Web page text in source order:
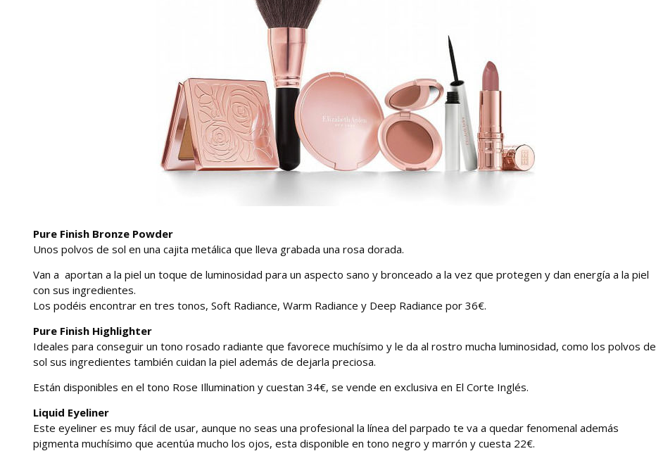
Pure Finish Bronze Powder
Unos polvos de sol en una cajita metálica que lleva grabada una rosa dorada.
Van a aportan a la piel un toque de luminosidad para un aspecto sano y bronceado a la vez que protegen y dan energía a la piel
con sus ingredientes.
Los podéis encontrar en tres tonos, Soft Radiance, Warm Radiance y Deep Radiance por 36€.
Pure Finish Highlighter
Ideales para conseguir un tono rosado radiante que favorece muchísimo y le da al rostro mucha luminosidad, como los polvos de
sol sus ingredientes también cuidan la piel además de dejarla preciosa.
Están disponibles en el tono Rose Illumination y cuestan 34€, se vende en exclusiva en El Corte Inglés.
Liquid Eyeliner
Este eyeliner es muy fácil de usar, aunque no seas una profesional la línea del parpado te va a quedar fenomenal además
pigmenta muchísimo que acentúa mucho los ojos, esta disponible en tono negro y marrón y cuesta 22€.